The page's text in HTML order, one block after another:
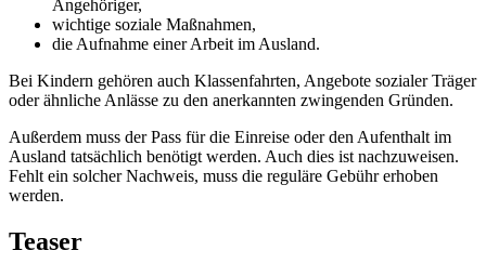
Angehöriger,
wichtige soziale Maßnahmen,
die Aufnahme einer Arbeit im Ausland.
Bei Kindern gehören auch Klassenfahrten, Angebote sozialer Träger
oder ähnliche Anlässe zu den anerkannten zwingenden Gründen.
Außerdem muss der Pass für die Einreise oder den Aufenthalt im
Ausland tatsächlich benötigt werden. Auch dies ist nachzuweisen.
Fehlt ein solcher Nachweis, muss die reguläre Gebühr erhoben
werden.
Teaser